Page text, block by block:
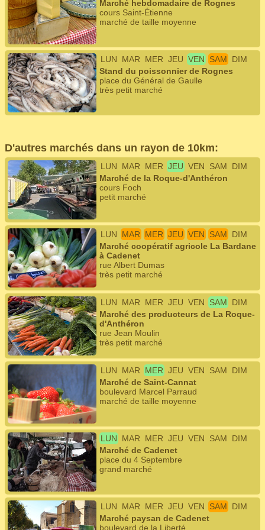
Marché hebdomadaire de Rognes
cours Saint-Étienne
marché de taille moyenne
LUN MAR MER JEU VEN SAM
DIM
Stand du poissonnier de Rognes
place du Général de Gaulle
très petit marché
D'autres marchés dans un rayon de 10km:
LUN MAR MER JEU VEN SAM
DIM
Marché de la Roque-d'Anthéron
cours Foch
petit marché
LUN MAR MER JEU VEN SAM
DIM
Marché coopératif agricole La Bardane
à Cadenet
rue Albert Dumas
très petit marché
LUN MAR MER JEU VEN SAM
DIM
Marché des producteurs de La Roque-
d'Anthéron
rue Jean Moulin
très petit marché
LUN MAR MER JEU VEN SAM
DIM
Marché de Saint-Cannat
boulevard Marcel Parraud
marché de taille moyenne
LUN MAR MER JEU VEN SAM
DIM
Marché de Cadenet
place du 4 Septembre
grand marché
LUN MAR MER JEU VEN SAM
DIM
Marché paysan de Cadenet
boulevard de la Liberté